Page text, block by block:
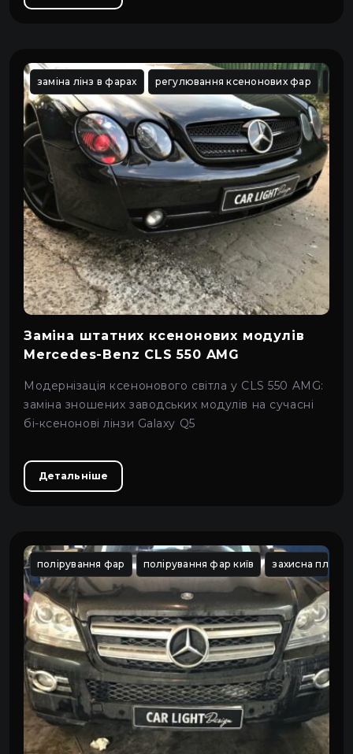
заміна лінз в фарах регулювання ксенонових фар
Заміна штатних ксенонових модулів
Mercedes-Benz CLS 550 AMG
Модернізація ксенонового світла у CLS 550 AMG:
заміна зношених заводських модулів на сучасні
бі-ксенонові лінзи Galaxy Q5
Детальніше
полірування фар полірування фар київ захисна